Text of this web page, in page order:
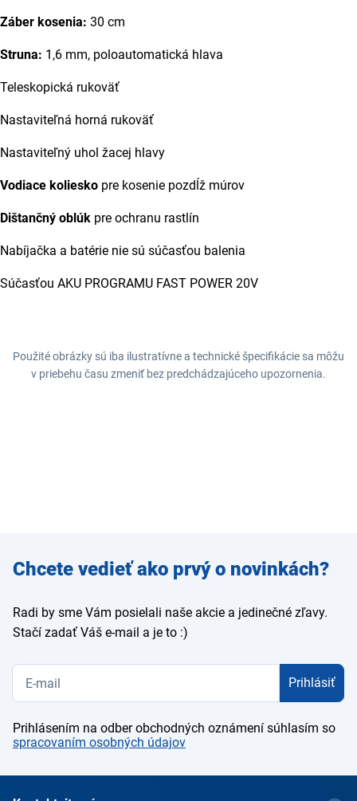
Záber kosenia: 30 cm
Struna: 1,6 mm, poloautomatická hlava
Teleskopická rukoväť
Nastaviteľná horná rukoväť
Nastaviteľný uhol žacej hlavy
Vodiace koliesko pre kosenie pozdĺž múrov
Dištančný oblúk pre ochranu rastlín
Nabíjačka a batérie nie sú súčasťou balenia
Súčasťou AKU PROGRAMU FAST POWER 20V
Použité obrázky sú iba ilustratívne a technické špecifikácie sa môžu
v priebehu času zmeniť bez predchádzajúceho upozornenia.
Zadajte
e-mail
Chcete vedieť ako prvý o novinkách?
Radi by sme Vám posielali naše akcie a jedinečné zľavy.
Stačí zadať Váš e-mail a je to :)
Prihlásiť
Prihlásením na odber obchodných oznámení súhlasím so
spracovaním osobných údajov